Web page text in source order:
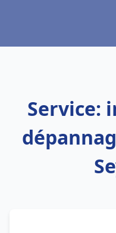
Service: